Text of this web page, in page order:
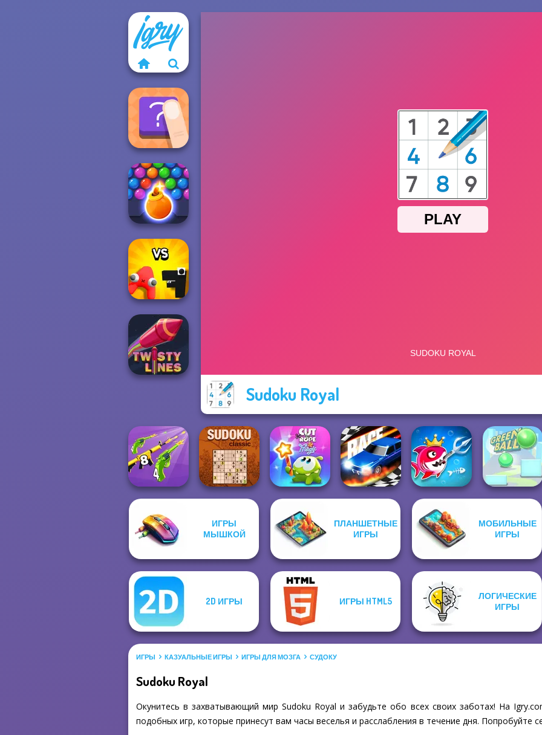
Sudoku Royal
The Shape
Bubble Shooter
HD 3
Alphabet: Merge
And Fight
Twisty Lines
Merge 2048 Gun
Rush
Sudoku Classic
Cut The Rope
Magic
Drag Race 3D
Fish Stab Getting
Big
Green Ball
ИГРЫ
МЫШКОЙ
ПЛАНШЕТНЫЕ
ИГРЫ
МОБИЛЬНЫЕ
ИГРЫ
2D ИГРЫ ИГРЫ HTML5
ЛОГИЧЕСКИЕ
ИГРЫ
ИГРЫ КАЗУАЛЬНЫЕ ИГРЫ ИГРЫ ДЛЯ МОЗГА СУДОКУ
Sudoku Royal
Окунитесь в захватывающий мир Sudoku Royal и забудьте обо всех своих заботах! На
подобных игр, которые принесут вам часы веселья и расслабления в течение дня. Попробуйте